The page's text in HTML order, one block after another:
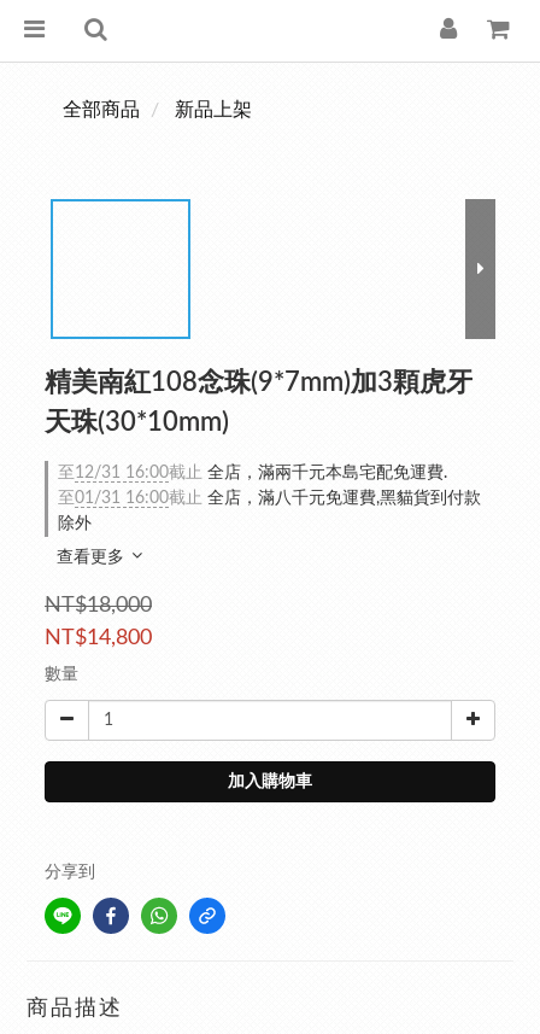
全部商品 新品上架
精美南紅108念珠(9*7mm)加3顆虎牙
天珠(30*10mm)
至 12/31 16:00截止 全店，滿兩千元本島宅配免運費.
至01/31 16:00截止 全店，滿八千元免運費,黑貓貨到付款
除外
查看更多
NT$18,000
NT$14,800
數量
加入購物車
分享到
商品描述